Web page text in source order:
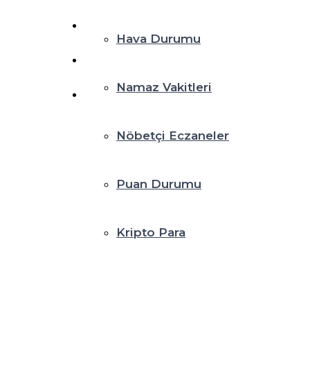
Hava Durumu
Namaz Vakitleri
Nöbetçi Eczaneler
Puan Durumu
Kripto Para